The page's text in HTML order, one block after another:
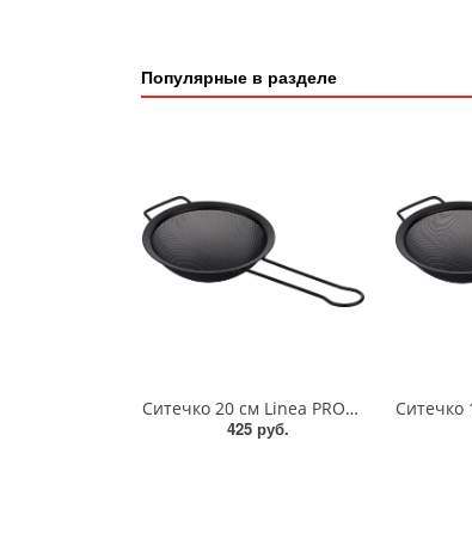
Популярные в разделе
Ситечко 20 см Linea PRONTO/93-PRO-08-20
425 руб.